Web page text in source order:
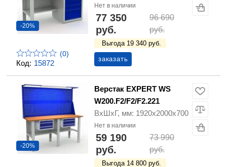
Код: 15872
-20%
(0)
Нет в наличии
77 350
руб.
96 690
руб.
Выгода 19 340 руб.
заказать
-20%
Верстак EXPERT WS
W200.F2/F2/F2.221
ВхШхГ, мм: 1920х2000х700
Нет в наличии
59 190
руб.
73 990
руб.
Выгода 14 800 руб.